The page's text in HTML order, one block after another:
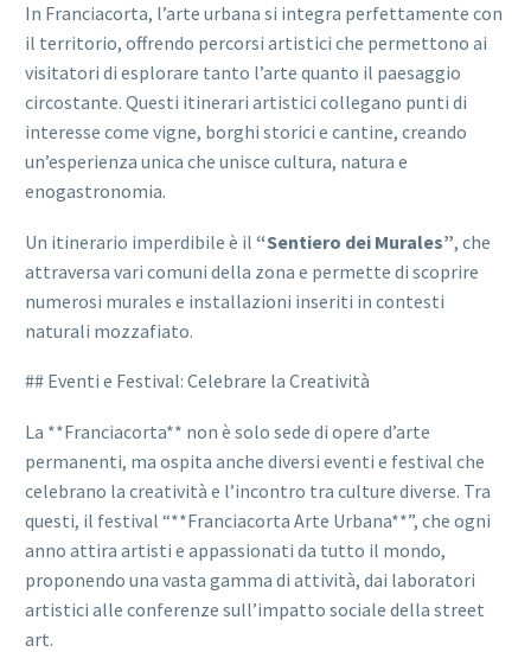
In Franciacorta, l’arte urbana si integra perfettamente con
il territorio, offrendo percorsi artistici che permettono ai
visitatori di esplorare tanto l’arte quanto il paesaggio
circostante. Questi itinerari artistici collegano punti di
interesse come vigne, borghi storici e cantine, creando
un’esperienza unica che unisce cultura, natura e
enogastronomia.
Un itinerario imperdibile è il “Sentiero dei Murales”, che
attraversa vari comuni della zona e permette di scoprire
numerosi murales e installazioni inseriti in contesti
naturali mozzafiato.
## Eventi e Festival: Celebrare la Creatività
La **Franciacorta** non è solo sede di opere d’arte
permanenti, ma ospita anche diversi eventi e festival che
celebrano la creatività e l’incontro tra culture diverse. Tra
questi, il festival “**Franciacorta Arte Urbana**”, che ogni
anno attira artisti e appassionati da tutto il mondo,
proponendo una vasta gamma di attività, dai laboratori
artistici alle conferenze sull’impatto sociale della street
art.